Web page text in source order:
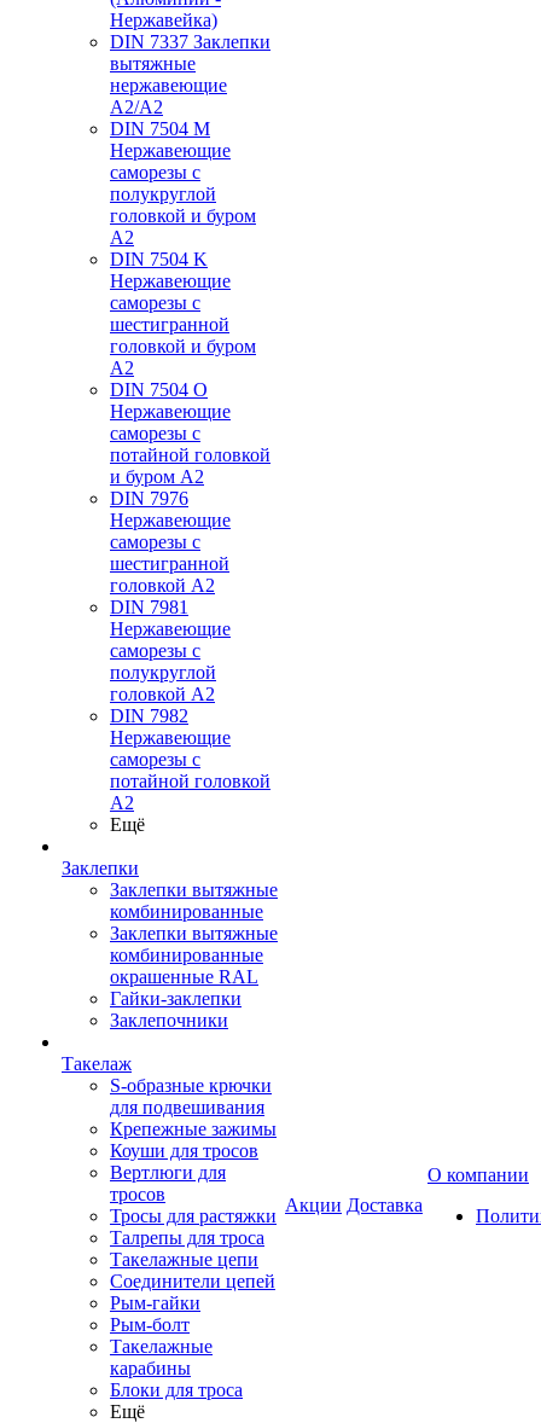
Нержавейка)
DIN 7337 Заклепки
вытяжные
нержавеющие
A2/A2
DIN 7504 M
Нержавеющие
саморезы с
полукруглой
головкой и буром
А2
DIN 7504 K
Нержавеющие
саморезы с
шестигранной
головкой и буром
А2
DIN 7504 O
Нержавеющие
саморезы с
потайной головкой
и буром А2
DIN 7976
Нержавеющие
саморезы с
шестигранной
головкой А2
DIN 7981
Нержавеющие
саморезы с
полукруглой
головкой А2
DIN 7982
Нержавеющие
саморезы с
потайной головкой
А2
Ещё
Заклепки
Заклепки вытяжные
комбинированные
Заклепки вытяжные
комбинированные
окрашенные RAL
Гайки-заклепки
Заклепочники
Такелаж
S-образные крючки
для подвешивания
Крепежные зажимы
Коуши для тросов
Вертлюги для
тросов
Тросы для растяжки
Талрепы для троса
Такелажные цепи
Соединители цепей
Рым-гайки
Рым-болт
Такелажные
карабины
Блоки для троса
Ещё
Акции Доставка
О компании